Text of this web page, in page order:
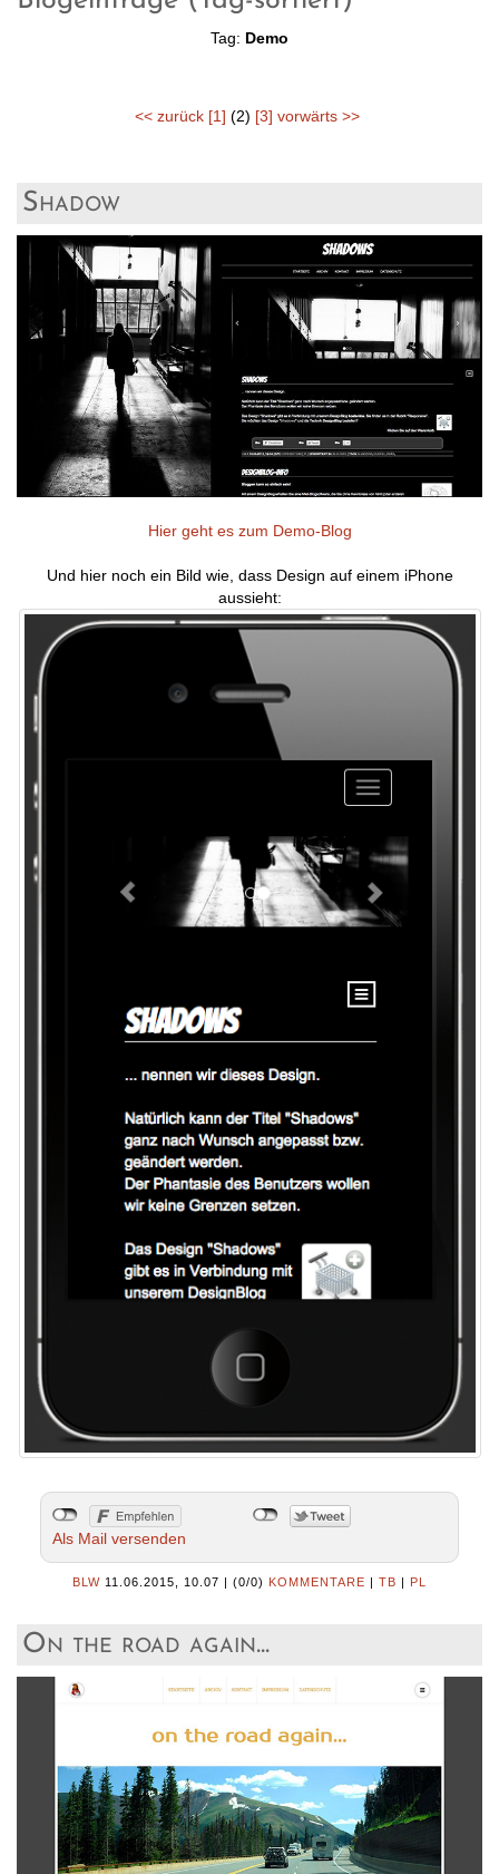
Tag: Demo
<< zurück [1] (2) [3] vorwärts >>
Shadow
Hier geht es zum Demo-Blog
Und hier noch ein Bild wie, dass Design auf einem iPhone
aussieht:
Als Mail versenden
BLW 11.06.2015, 10.07 | (0/0) KOMMENTARE | TB | PL
On the road again...